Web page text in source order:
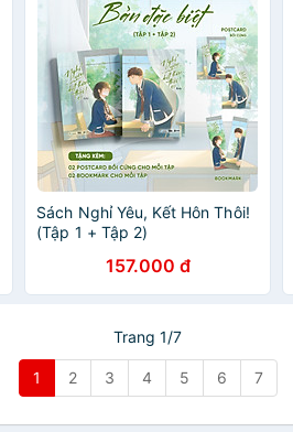
Sách Nghỉ Yêu, Kết Hôn Thôi!
(Tập 1 + Tập 2)
157.000 đ
Trang 1/7
1 2 3 4 5 6 7